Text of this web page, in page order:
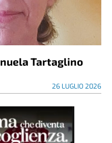
Tartaglino
26 LUGLIO 2026